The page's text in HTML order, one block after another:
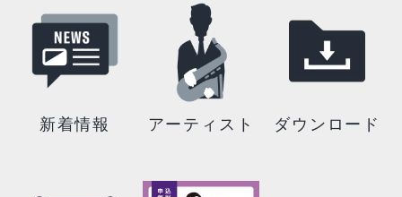
新着情報 アーティスト ダウンロード